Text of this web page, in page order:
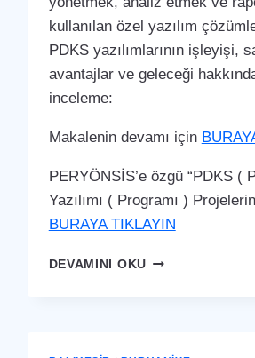
kullanılan özel yazılım
PDKS yazılımlarının işleyişi,
avantajlar ve geleceği
inceleme:
Makalenin devamı için
PERYÖNSİS’e özgü “PDKS (
Yazılımı ( Programı )
BURAYA TIKLAYIN
DEVAMINI OKUBURHANIYE
SISTEMI)